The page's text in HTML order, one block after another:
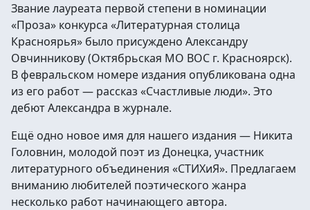
Звание лауреата первой степени в номинации
«Проза» конкурса «Литературная столица
Красноярья» было присуждено Александру
Овчинникову (Октябрьская МО ВОС г. Красноярск).
В февральском номере издания опубликована одна
из его работ — рассказ «Счастливые люди». Это
дебют Александра в журнале.
Ещё одно новое имя для нашего издания — Никита
Головнин, молодой поэт из Донецка, участник
литературного объединения «СТИХиЯ». Предлагаем
вниманию любителей поэтического жанра
несколько работ начинающего автора.